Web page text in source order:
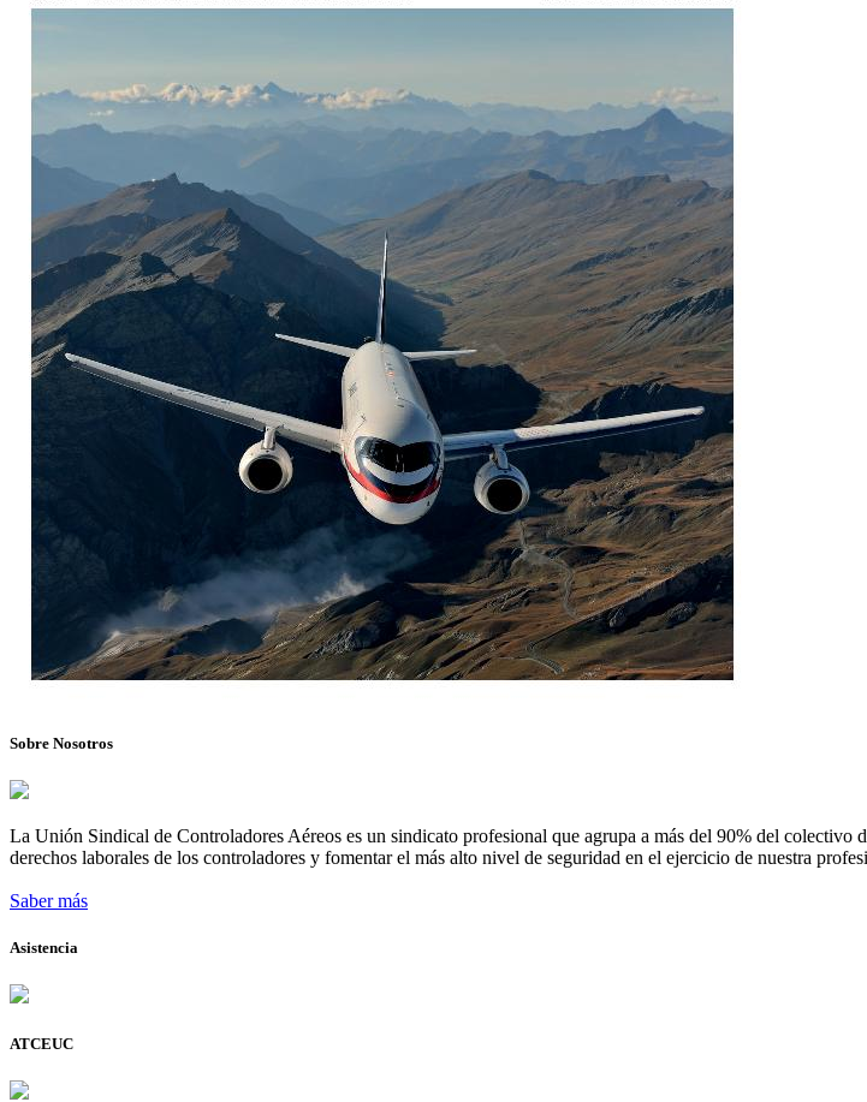
Sobre Nosotros
La Unión Sindical de Controladores Aéreos es un sindicato profesional que agrupa a más del 90% del colectivo
derechos laborales de los controladores y fomentar el más alto nivel de seguridad en el ejercicio de nuestra
Saber más
Asistencia
ATCEUC